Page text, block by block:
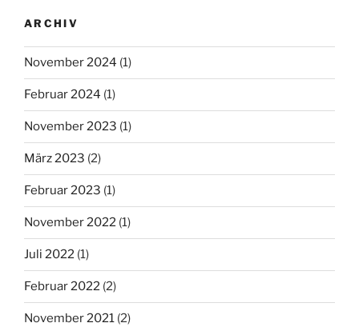
ARCHIV
November 2024 (1)
Februar 2024 (1)
November 2023 (1)
März 2023 (2)
Februar 2023 (1)
November 2022 (1)
Juli 2022 (1)
Februar 2022 (2)
November 2021 (2)